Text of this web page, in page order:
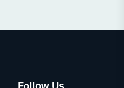
Follow Us